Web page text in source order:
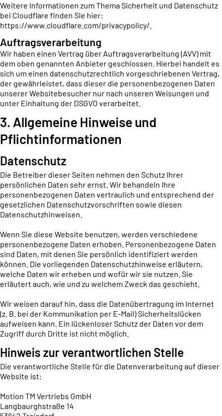
Weitere Informationen zum Thema Sicherheit und Datenschutz
bei Cloudflare finden Sie hier:
https://www.cloudflare.com/privacypolicy/
Auftragsverarbeitung
Wir haben einen Vertrag über Auftragsverarbeitung (AVV) mit
dem oben genannten Anbieter geschlossen. Hierbei handelt es
sich um einen datenschutzrechtlich vorgeschriebenen Vertrag,
der gewährleistet, dass dieser die personenbezogenen Daten
unserer Websitebesucher nur nach unseren Weisungen und
unter Einhaltung der DSGVO verarbeitet.
3. Allgemeine Hinweise und
Pflichtinformationen
Datenschutz
Die Betreiber dieser Seiten nehmen den Schutz Ihrer
persönlichen Daten sehr ernst. Wir behandeln Ihre
personenbezogenen Daten vertraulich und entsprechend der
gesetzlichen Datenschutzvorschriften sowie diesen
Datenschutzhinweisen.
Wenn Sie diese Website benutzen, werden verschiedene
personenbezogene Daten erhoben. Personenbezogene Daten
sind Daten, mit denen Sie persönlich identifiziert werden
können. Die vorliegenden Datenschutzhinweise erläutern,
welche Daten wir erheben und wofür wir sie nutzen. Sie
erläutert auch, wie und zu welchem Zweck das geschieht.
Wir weisen darauf hin, dass die Datenübertragung im Internet
(z. B. bei der Kommunikation per E-Mail) Sicherheitslücken
aufweisen kann. Ein lückenloser Schutz der Daten vor dem
Zugriff durch Dritte ist nicht möglich.
Hinweis zur verantwortlichen Stelle
Die verantwortliche Stelle für die Datenverarbeitung auf dieser
Website ist:
Motion TM Vertriebs GmbH
Langbaurghstraße 14